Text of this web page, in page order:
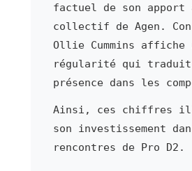
factuel de son apport
collectif de Agen.
Ollie Cummins affiche
régularité qui traduit
présence dans les
Ainsi, ces chiffres
son investissement
rencontres de Pro D2.